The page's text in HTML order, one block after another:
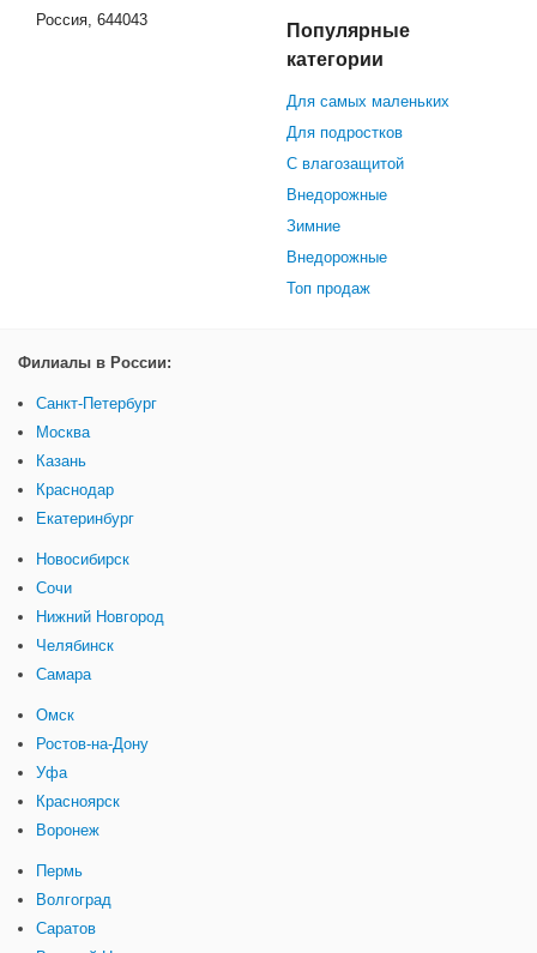
Россия, 644043
Популярные
категории
Для самых маленьких
Для подростков
С влагозащитой
Внедорожные
Зимние
Внедорожные
Топ продаж
Филиалы в России:
Санкт-Петербург
Москва
Казань
Краснодар
Екатеринбург
Новосибирск
Сочи
Нижний Новгород
Челябинск
Самара
Омск
Ростов-на-Дону
Уфа
Красноярск
Воронеж
Пермь
Волгоград
Саратов